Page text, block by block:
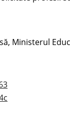
Ministerul